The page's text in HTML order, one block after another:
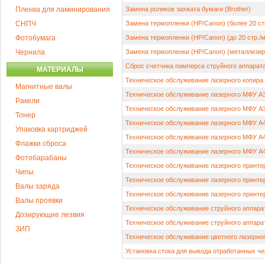
Пленка для ламинирования
СНПЧ
Фотобумага
Чернила
МАТЕРИАЛЫ
Магнитные валы
Ракели
Тонер
Упаковка картриджей
Флажки сброса
Фотобарабаны
Чипы
Валы заряда
Валы проявки
Дозирующие лезвия
ЗИП
Замена роликов захвата бумаги (Brother)
Замена термопленки (HP/Canon) (более 20
Замена термопленки (HP/Canon) (до 20 стр./
Замена термопленки (HP/Canon)
Сброс счетчика памперса струйного
Техническое обслуживание лазерного копира
Техническое обслуживание лазерного МФУ
Техническое обслуживание лазерного МФУ
Техническое обслуживание лазерного МФУ
Техническое обслуживание лазерного МФУ
Техническое обслуживание лазерного МФУ
Техническое обслуживание лазерного
Техническое обслуживание лазерного
Техническое обслуживание лазерного
Техническое обслуживание струйного
Техническое обслуживание струйного
Техническое обслуживание цветного
Установка стока для вывода отработанных